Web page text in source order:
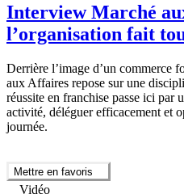
Interview Marché
l’organisation fait
Derrière l’image d’un commerce
aux Affaires repose sur une
réussite en franchise passe ici par
activité, déléguer efficacement et
journée.
Mettre en favoris
Vidéo